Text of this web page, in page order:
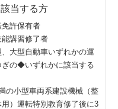
当する方
許保有者
講習修了者
大型自動車いずれかの運
ぎの◆いずれかに該当する
の小型車両系建設機械（整
）運転特別教育修了後に3